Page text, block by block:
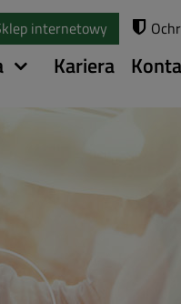
internetowy
Kariera